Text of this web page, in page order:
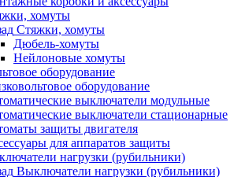
хомуты
Стяжки, хомуты
Дюбель-хомуты
Нейлоновые хомуты
оборудование
оборудование
выключатели модульные
выключатели стационарные
защиты двигателя
для аппаратов защиты
нагрузки (рубильники)
Выключатели нагрузки (рубильники)